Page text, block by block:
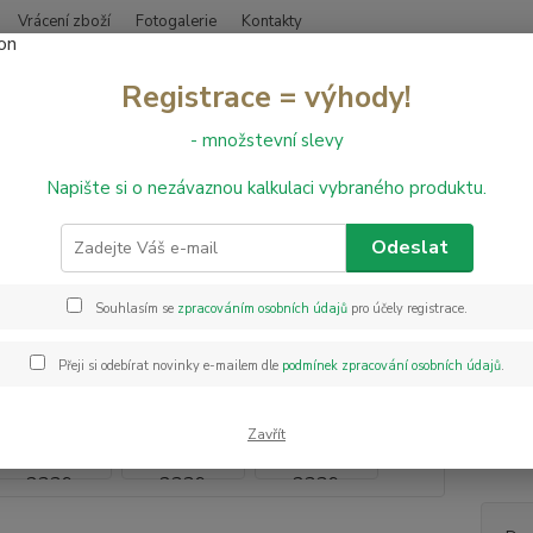
Vrácení zboží Fotogalerie Kontakty
Hledat
Obvodové lišty Obvodová lišta CUBU Flex Life 60 - 2339
lišta CUBU Flex Life 60 -
Registrace = výhody!
- množstevní slevy
Napište si o nezávaznou kalkulaci vybraného produktu.
Odeslat
Souhlasím se zpracováním osobních údajůpro účely registrace.
Přeji si odebírat novinky e-mailem dle podmínek zpracování osobních údajů.
Zavřít